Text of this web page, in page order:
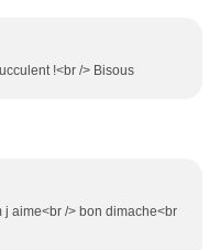
!<br /> Bisous
aime<br /> bon dimache<br